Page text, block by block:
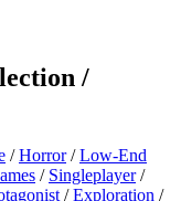
/
/Horror/Low-End
/ Singleplayer/
/Exploration /